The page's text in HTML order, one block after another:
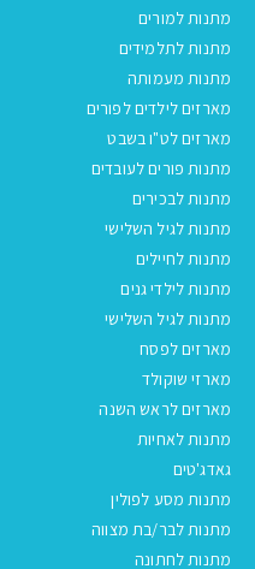
מתנות למורים
מתנות לתלמידים
מתנות מעמותה
מארזים לילדים לפורים
מארזים לט"ו בשבט
מתנות פורים לעובדים
מתנות לבכירים
מתנות לגיל השלישי
מתנות לחיילים
מתנות לילדי גנים
מתנות לגיל השלישי
מארזים לפסח
מארזי שוקולד
מארזים לראש השנה
מתנות לאחיות
גאדג'טים
מתנות מסע לפולין
מתנות לבר/בת מצווה
מתנות לחתונה